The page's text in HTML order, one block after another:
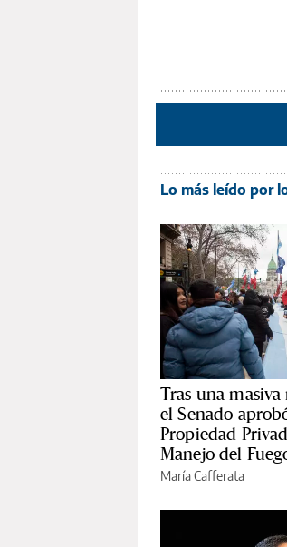
Lo más leído por
Tras una
el Senado
Propiedad
Manejo del
María Cafferata